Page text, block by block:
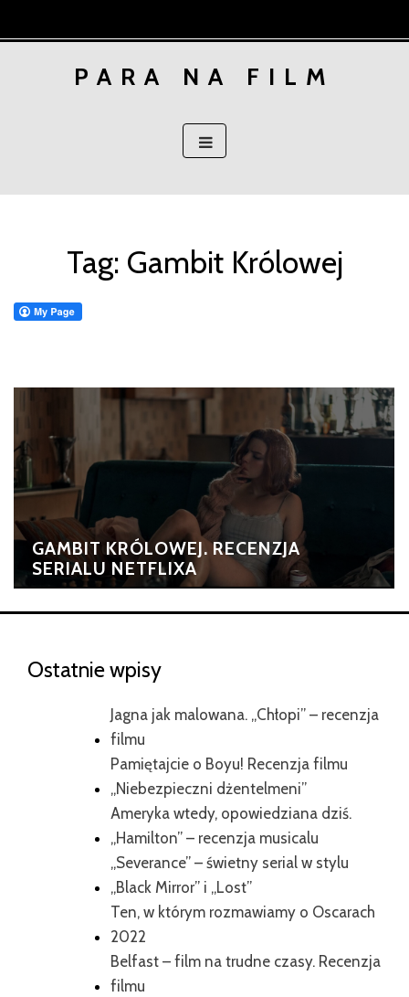
to
PARA NA FILM
Tag: Gambit Królowej
GAMBIT KRÓLOWEJ. RECENZJA
SERIALU NETFLIXA
Ostatnie wpisy
Jagna jak malowana. „Chłopi” – recenzja
filmu
Pamiętajcie o Boyu! Recenzja filmu
„Niebezpieczni dżentelmeni”
Ameryka wtedy, opowiedziana dziś.
„Hamilton” – recenzja musicalu
„Severance” – świetny serial w stylu
„Black Mirror” i „Lost”
Ten, w którym rozmawiamy o Oscarach
2022
Belfast – film na trudne czasy. Recenzja
filmu